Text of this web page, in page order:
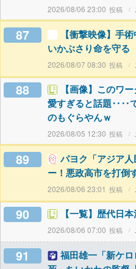
2026/08/06 23:00
87
【衝撃映像】手
いかぶさり命を守る
2026/08/07 08:30
88
【画像】このワ
愛すぎると話題‥‥
のもぐらやんｗ
2026/08/05 12:30
89
パヨク「アジア
ー！悪政高市を打倒
2026/08/06 23:01
90 【一覧】歴代日
2026/08/06 07:00
91
福田雄一「新ケ